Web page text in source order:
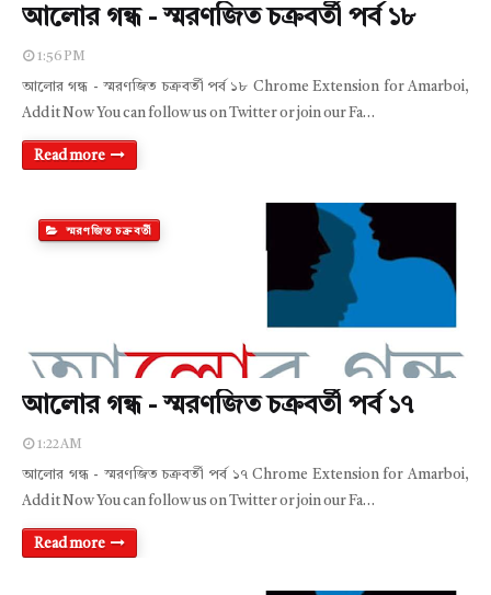
আলোর গন্ধ - স্মরণজিত চক্রবর্তী পর্ব ১৮
1:56 PM
আলোর গন্ধ - স্মরণজিত চক্রবর্তী পর্ব ১৮ Chrome Extension for Amarboi,
Add it Now You can follow us on Twitter or join our Fa…
Read more
স্মরণজিত চক্রবর্তী
আলোর গন্ধ - স্মরণজিত চক্রবর্তী পর্ব ১৭
1:22 AM
আলোর গন্ধ - স্মরণজিত চক্রবর্তী পর্ব ১৭ Chrome Extension for Amarboi,
Add it Now You can follow us on Twitter or join our Fa…
Read more